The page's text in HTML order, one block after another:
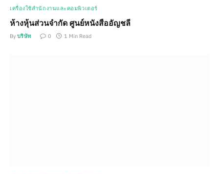
เครื่องใช้สำนักงานและคอมพิวเตอร์
ห้างหุ้นส่วนจำกัด ศูนย์หนังสืออัญชลี
By บริษัท 0 1 Min Read